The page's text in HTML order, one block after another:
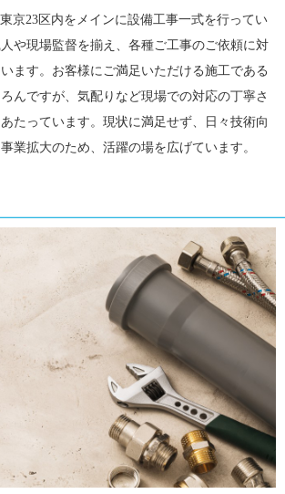
京23区内をメインに設備工事一式を行ってい
や現場監督を揃え、各種ご工事のご依頼に対
ます。お客様にご満足いただける施工である
んですが、気配りなど現場での対応の丁寧さ
たっています。現状に満足せず、日々技術向
業拡大のため、活躍の場を広げています。